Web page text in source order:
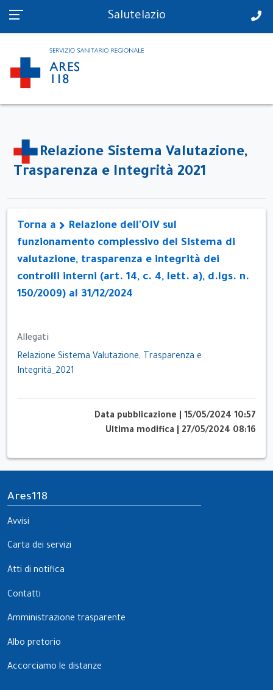
PS in tempo reale Salutelazio
Relazione Sistema Valutazione,
Trasparenza e Integrità 2021
Torna a
Relazione dell'OIV sul
funzionamento complessivo del Sistema di
valutazione, trasparenza e integrità dei
controlli interni (art. 14, c. 4, lett. a), d.lgs. n.
150/2009) al 31/12/2024
Allegati
Relazione Sistema Valutazione, Trasparenza e
Integrità_2021
Data pubblicazione
15/05/2024 10:57
Ultima modifica
27/05/2024 08:16
Ares118
Avvisi
Carta dei servizi
Atti di notifica
Contatti
Amministrazione trasparente
Albo pretorio
Accorciamo le distanze